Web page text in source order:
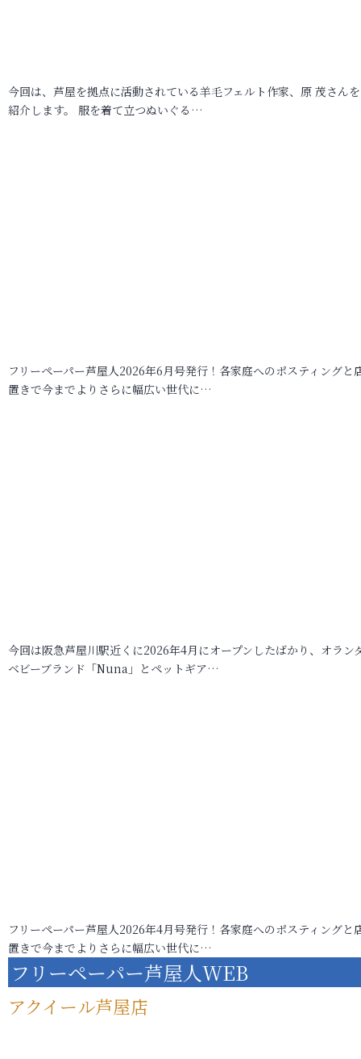
今回は、芦屋を拠点に活動されている羊毛フェルト作家、原 茂さん
紹介します。 服を着て立つぬいぐる…
フリーペーパー芦屋人2026年6月号発行！各家庭へのポスティングと
置きで今までよりさらに幅広い世代に…
今回は阪急芦屋川駅近くに2026年4月にオープンしたばかり、オラン
ベビーブランド「Nuna」とペットギア…
フリーペーパー芦屋人2026年4月号発行！各家庭へのポスティングと
置きで今までよりさらに幅広い世代に…
フリーペーパー芦屋人WEB
アクイール芦屋店